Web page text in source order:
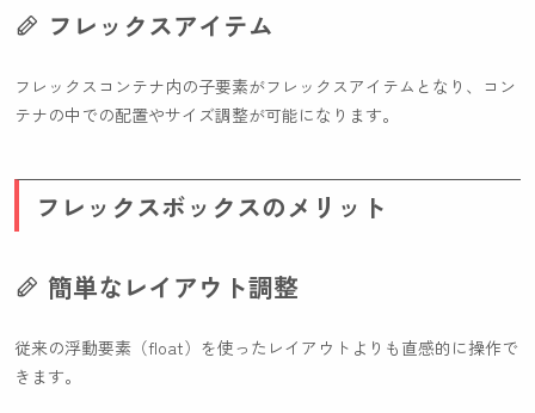
フレックスアイテム
フレックスコンテナ内の子要素がフレックスアイテムとなり、コン
テナの中での配置やサイズ調整が可能になります。
フレックスボックスのメリット
簡単なレイアウト調整
従来の浮動要素（float）を使ったレイアウトよりも直感的に操作で
きます。